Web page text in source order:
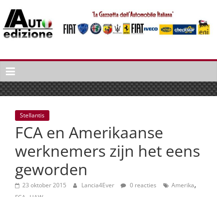
naar
inhoud
Auto
Edizione
La
Gazetta
dell'Automobile
Italiana
autonieuws
lifestyle
Stellantis
FCA en Amerikaanse
werknemers zijn het eens
geworden
23 oktober 2015 Lancia4Ever 0 reacties Amerika,